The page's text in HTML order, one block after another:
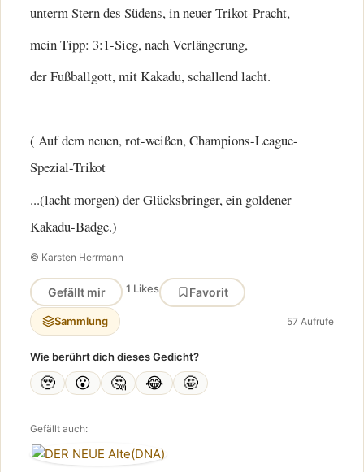
unterm Stern des Südens, in neuer Trikot-Pracht,
mein Tipp: 3:1-Sieg, nach Verlängerung,
der Fußballgott, mit Kakadu, schallend lacht.
( Auf dem neuen, rot-weißen, Champions-League-
Spezial-Trikot
...(lacht morgen) der Glücksbringer, ein goldener
Kakadu-Badge.)
© Karsten Herrmann
Gefällt mir 1 Likes Favorit
Sammlung 57 Aufrufe
Wie berührt dich dieses Gedicht?
🥹 😮 🤔 😂 🤩
Gefällt auch: